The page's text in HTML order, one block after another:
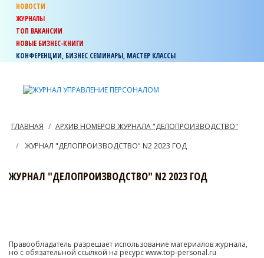
НОВОСТИ
ЖУРНАЛЫ
ТОП ВАКАНСИИ
НОВЫЕ БИЗНЕС-КНИГИ
КОНФЕРЕНЦИИ, БИЗНЕС СЕМИНАРЫ, МАСТЕР КЛАССЫ
ГЛАВНАЯ
АРХИВ НОМЕРОВ ЖУРНАЛА "ДЕЛОПРОИЗВОДСТВО"
ЖУРНАЛ "ДЕЛОПРОИЗВОДСТВО" N2 2023 ГОД
ЖУРНАЛ "ДЕЛОПРОИЗВОДСТВО" N2 2023 ГОД
Правообладатель разрешает использование материалов журнала,
но с обязательной ссылкой на ресурс www.top-personal.ru